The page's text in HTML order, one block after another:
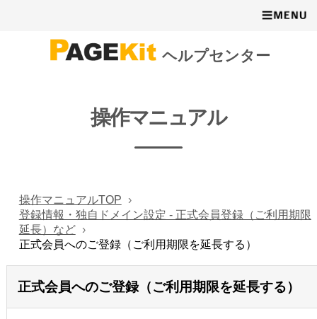
ヘルプセンター
操作マニュアル
操作マニュアルTOP
登録情報・独自ドメイン設定 - 正式会員登録（ご利用期限
延長）など
正式会員へのご登録（ご利用期限を延長する）
正式会員へのご登録（ご利用期限を延長する）